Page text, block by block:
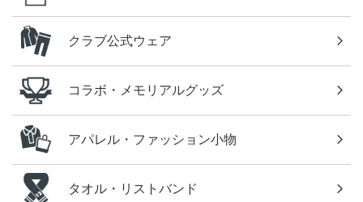
クラブ公式ウェア
コラボ・メモリアルグッズ
アパレル・ファッション小物
タオル・リストバンド